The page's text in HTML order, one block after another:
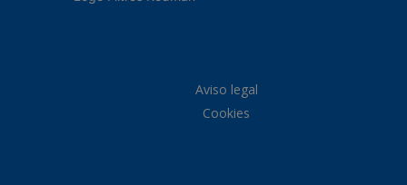
Aviso legal
Cookies